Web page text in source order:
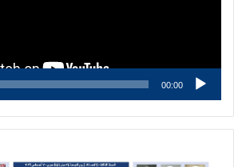
00:00